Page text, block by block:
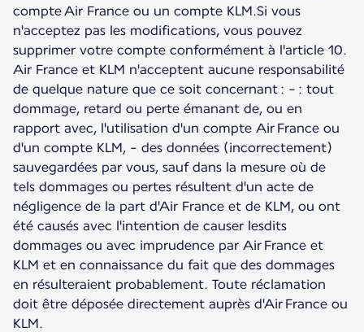
compte Air France ou un compte KLM.Si vous
n'acceptez pas les modifications, vous pouvez
supprimer votre compte conformément à l'article 10.
Air France et KLM n'acceptent aucune responsabilité
de quelque nature que ce soit concernant : - : tout
dommage, retard ou perte émanant de, ou en
rapport avec, l'utilisation d'un compte Air France ou
d'un compte KLM, - des données (incorrectement)
sauvegardées par vous, sauf dans la mesure où de
tels dommages ou pertes résultent d'un acte de
négligence de la part d'Air France et de KLM, ou ont
été causés avec l'intention de causer lesdits
dommages ou avec imprudence par Air France et
KLM et en connaissance du fait que des dommages
en résulteraient probablement. Toute réclamation
doit être déposée directement auprès d'Air France ou
KLM.